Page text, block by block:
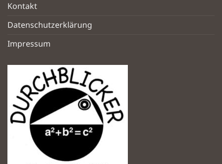
Kontakt
Datenschutzerklärung
Impressum